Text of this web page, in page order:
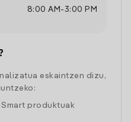
8:00 AM -3:00 PM
eskaintzen dizu,
produktuak